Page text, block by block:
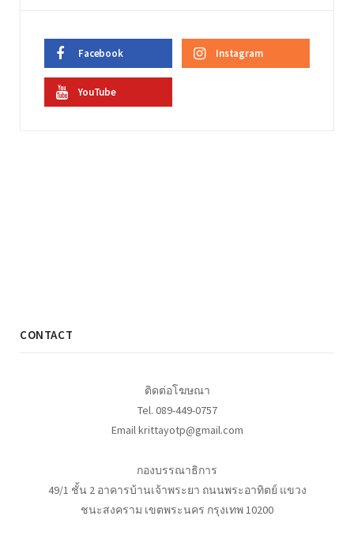
Facebook Instagram
YouTube
CONTACT
ติดต่อโฆษณา
Tel. 089-449-0757
Email krittayotp@gmail.com
กองบรรณาธิการ
49/1 ชั้น 2 อาคารบ้านเจ้าพระยา ถนนพระอาทิตย์ แขวง
ชนะสงคราม เขตพระนคร กรุงเทพ 10200